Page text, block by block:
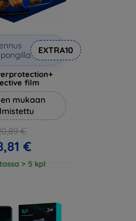
EXTRA10
film
mukaan
€
€
> 5 kpl